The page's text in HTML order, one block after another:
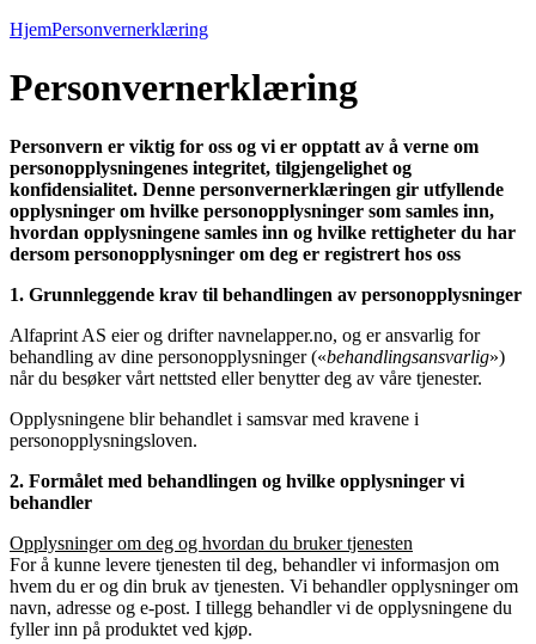
HjemPersonvernerklæring
Personvernerklæring
Personvern er viktig for oss og vi er opptatt av å verne om
personopplysningenes integritet, tilgjengelighet og
konfidensialitet. Denne personvernerklæringen gir utfyllende
opplysninger om hvilke personopplysninger som samles inn,
hvordan opplysningene samles inn og hvilke rettigheter du har
dersom personopplysninger om deg er registrert hos oss
1. Grunnleggende krav til behandlingen av personopplysninger
Alfaprint AS eier og drifter navnelapper.no, og er ansvarlig for
behandling av dine personopplysninger («behandlingsansvarlig»)
når du besøker vårt nettsted eller benytter deg av våre tjenester.
Opplysningene blir behandlet i samsvar med kravene i
personopplysningsloven.
2. Formålet med behandlingen og hvilke opplysninger vi
behandler
Opplysninger om deg og hvordan du bruker tjenesten
For å kunne levere tjenesten til deg, behandler vi informasjon om
hvem du er og din bruk av tjenesten. Vi behandler opplysninger om
navn, adresse og e-post. I tillegg behandler vi de opplysningene du
fyller inn på produktet ved kjøp.